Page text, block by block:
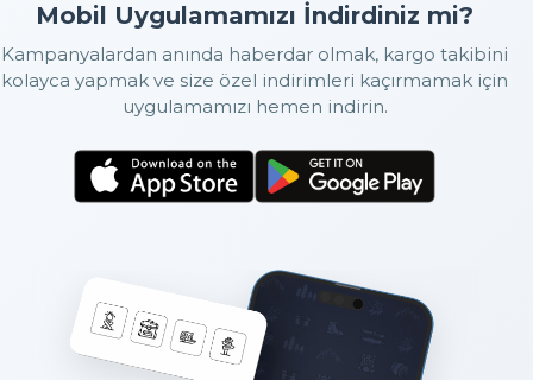
Mobil Uygulamamızı İndirdiniz mi?
Kampanyalardan anında haberdar olmak, kargo takibini
kolayca yapmak ve size özel indirimleri kaçırmamak için
uygulamamızı hemen indirin.